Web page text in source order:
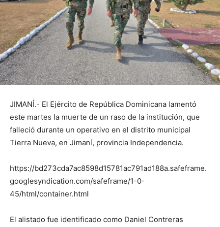
JIMANÍ.- El Ejército de República Dominicana lamentó
este martes la muerte de un raso de la institución, que
falleció durante un operativo en el distrito municipal
Tierra Nueva, en Jimaní, provincia Independencia.
https://bd273cda7ac8598d15781ac791ad188a.safeframe.
googlesyndication.com/safeframe/1-0-
45/html/container.html
El alistado fue identificado como Daniel Contreras